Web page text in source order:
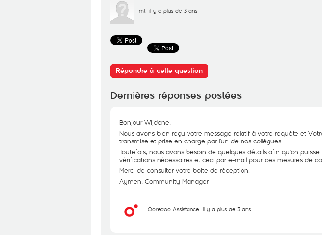
mt il y a plus de 3 ans
Répondre à cette question
Dernières réponses postées
Bonjour Wijdene,
Nous avons bien reçu votre message relatif à votre requête et
transmise et prise en charge par l’un de nos collègues.
Toutefois, nous avons besoin de quelques détails afin qu'on
vérifications nécessaires et ceci par e-mail pour des mesures de
Merci de consulter votre boite de réception.
Aymen, Community Manager
Ooredoo Assistance il y a plus de 3 ans